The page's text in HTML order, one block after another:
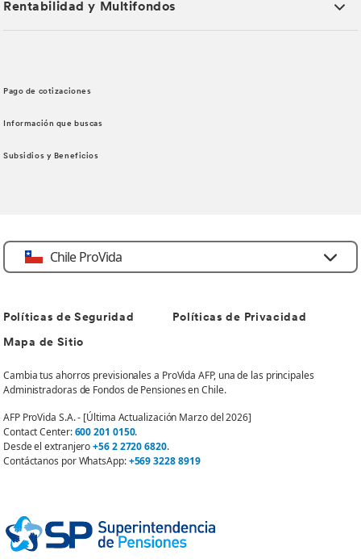
Rentabilidad y Multifondos
Pago de cotizaciones
Información que buscas
Subsidios y Beneficios
Chile ProVida
Políticas de Seguridad Políticas de Privacidad
Mapa de Sitio
Cambia tus ahorros previsionales a ProVida AFP, una de las principales
Administradoras de Fondos de Pensiones en Chile.
AFP ProVida S.A. - [Última Actualización Marzo del 2026]
Contact Center:600 201 0150.
Desde el extranjero+56 2 2720 6820.
Contáctanos por WhatsApp:+569 3228 8919